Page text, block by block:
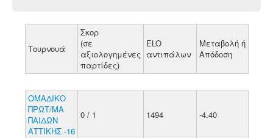
Τουρνουά
Σκορ
(σε
αξιολογημένες
παρτίδες)
ELO
αντιπάλων
Μεταβολή ή
Απόδοση
ΟΜΑΔΙΚΟ
ΠΡΩΤ/ΜΑ
ΠΑΙΔΩΝ
ΑΤΤΙΚΗΣ -16
0 / 1 1494 -4.40